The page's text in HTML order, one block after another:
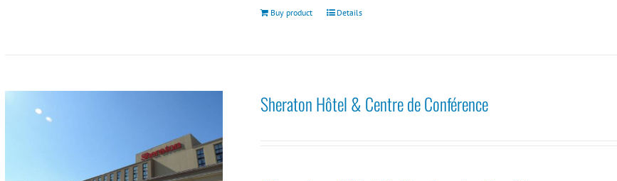
Buy product Details
Sheraton Hôtel & Centre de Conférence